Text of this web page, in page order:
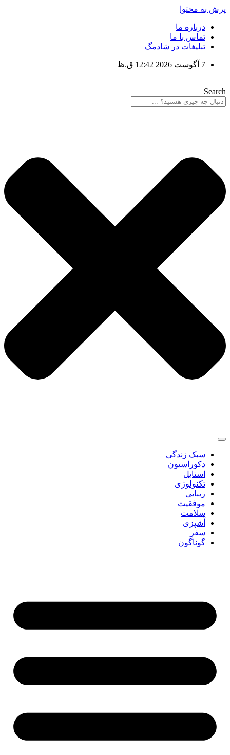
پرش به محتوا
درباره ما
تماس با ما
تبلیغات در شادمگ
7 آگوست 2026 12:42 ق.ظ
Search
سبک زندگی
دکوراسیون
استایل
تکنولوژی
زیبایی
موفقیت
سلامت
آشپزی
سفر
گوناگون